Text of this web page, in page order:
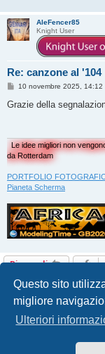
Questo sito
migliore
Ulteriori
AleFencer85
Knight User
Re: canzone al '104
M
s
i
o
10 novembre 2025, 14:12
Grazie della
Le idee migliori non
da Rotterdam
PORTFOLIO
Pianeta Scherma
Rispondi